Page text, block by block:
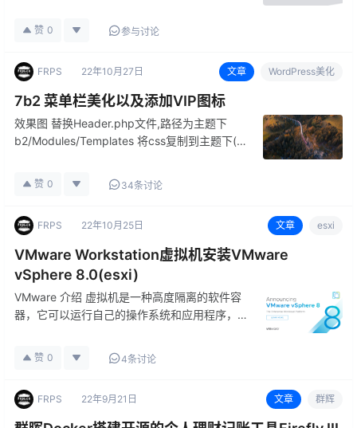
AlphaSSL AlphaSSL证书是全球著名SSL证书颁
赞 0 参与讨论
FRPS 22年10月27日 文章 WordPress美化
7b2 菜单栏美化以及添加VIP图标
效果图 替换Header.php文件,路径为主题下
b2/Modules/Templates 将css复制到主题下(后
根目录下即可/www/wwwroot/站点/pic…
赞 0 34条讨论
FRPS 22年10月25日 文章 esxi
VMware Workstation虚拟机安装VMware
vSphere 8.0(esxi)
VMware 介绍 虚拟机是一种高度隔离的软件容
器，它可以运行自己的操作系统和应用程序，就
全类似于一台物理计算机，它包含自己的虚拟
（即基于软件实现的）CPU、RAM 硬盘和网络
赞 0 4条讨论
FRPS 22年9月21日 文章 群辉